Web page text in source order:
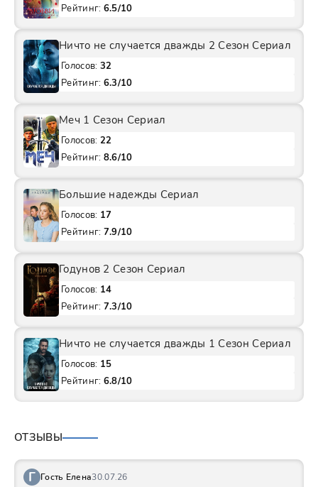
Рейтинг: 6.5/10
Ничто не случается дважды 2 Сезон Сериал
Голосов: 32
Рейтинг: 6.3/10
Меч 1 Сезон Сериал
Голосов: 22
Рейтинг: 8.6/10
Большие надежды Сериал
Голосов: 17
Рейтинг: 7.9/10
Годунов 2 Сезон Сериал
Голосов: 14
Рейтинг: 7.3/10
Ничто не случается дважды 1 Сезон Сериал
Голосов: 15
Рейтинг: 6.8/10
ОТЗЫВЫ
Г Гость Елена30.07.26